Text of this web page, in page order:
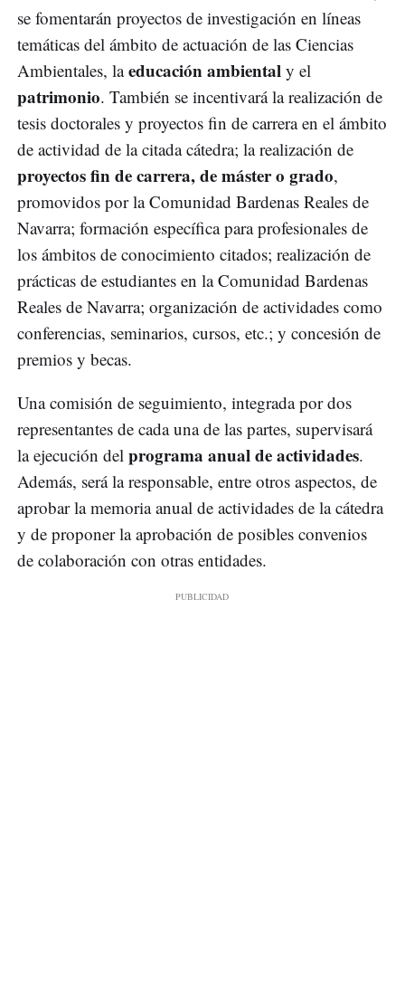
se fomentarán proyectos de investigación en líneas
temáticas del ámbito de actuación de las Ciencias
Ambientales, laeducación ambiental y el
patrimonio. También se incentivará la realización de
tesis doctorales y proyectos fin de carrera en el ámbito
de actividad de la citada cátedra; la realización de
proyectos fin de carrera, de máster o grado,
promovidos por la Comunidad Bardenas Reales de
Navarra; formación específica para profesionales de
los ámbitos de conocimiento citados; realización de
prácticas de estudiantes en la Comunidad Bardenas
Reales de Navarra; organización de actividades como
conferencias, seminarios, cursos, etc.; y concesión de
premios y becas.
Una comisión de seguimiento, integrada por dos
representantes de cada una de las partes, supervisará
la ejecución del programa anual de actividades.
Además, será la responsable, entre otros aspectos, de
aprobar la memoria anual de actividades de la cátedra
y de proponer la aprobación de posibles convenios
de colaboración con otras entidades.